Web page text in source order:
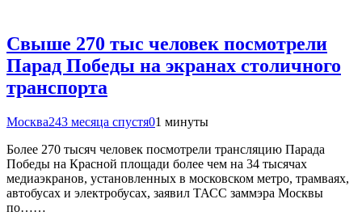
Свыше 270 тыс человек посмотрели
Парад Победы на экранах столичного
транспорта
Москва243 месяца спустя01 минуты
Более 270 тысяч человек посмотрели трансляцию Парада
Победы на Красной площади более чем на 34 тысячах
медиаэкранов, установленных в московском метро, трамваях,
автобусах и электробусах, заявил ТАСС заммэра Москвы
по……